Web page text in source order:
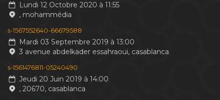
Lundi 12 Octobre 2020 à 11:55
, mohammédia
s-1567552640-66679588
Mardi 03 Septembre 2019 à 13:00
3 avenue abdelkader essahraoui, casablanca
s-1561476811-05240490
Jeudi 20 Juin 2019 à 14:00
, 20670, casablanca